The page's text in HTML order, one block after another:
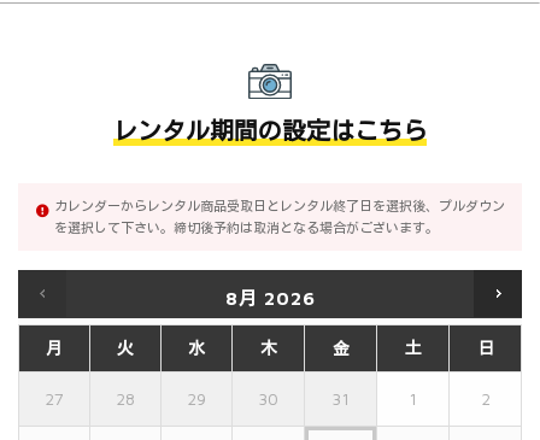
レンタル期間の設定はこちら
カレンダーからレンタル商品受取日とレンタル終了日を選択後、プルダウン
を選択して下さい。締切後予約は取消となる場合がございます。
8月 2026
月 火 水 木 金 土 日
27 28 29 30 31 1 2